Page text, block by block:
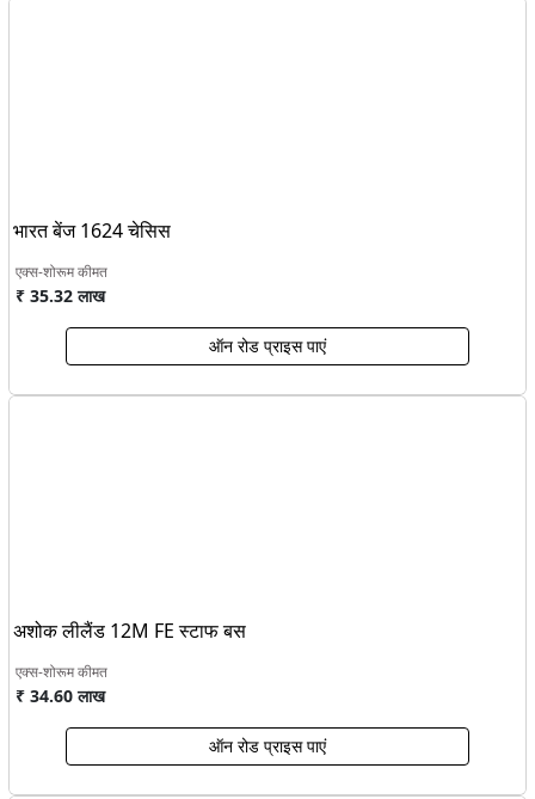
भारत बेंज 1624 चेसिस
एक्स-शोरूम कीमत
₹ 35.32 लाख
ऑन रोड प्राइस पाएं
अशोक लीलैंड 12M FE स्टाफ बस
एक्स-शोरूम कीमत
₹ 34.60 लाख
ऑन रोड प्राइस पाएं